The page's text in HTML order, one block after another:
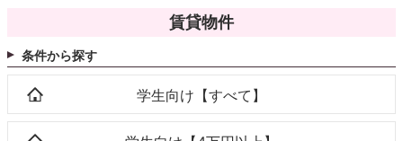
賃貸物件
条件から探す
学生向け【すべて】